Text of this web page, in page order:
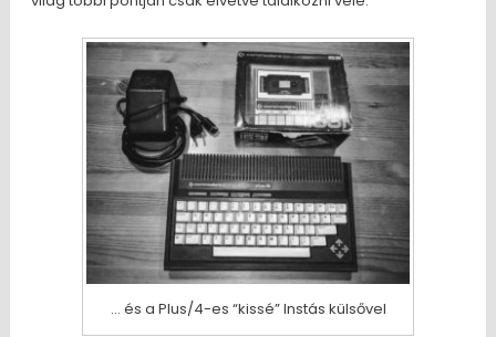
… és a Plus/4-es “kissé” Instás külsővel